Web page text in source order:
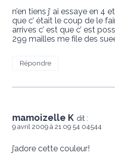
n’en tiens j’ ai essaye en 4
que c’ était le coup de le
arrives c’ est que c’ est
299 mailles me file des
Répondre
mamoizelle K dit :
9 avril 2009 à 21 09 54 04544
j’adore cette couleur!